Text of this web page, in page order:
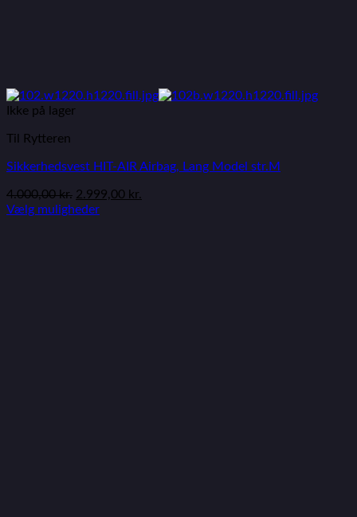
Ikke på lager
Til Rytteren
Sikkerhedsvest HIT-AIR Airbag, Lang Model str.M
4.000,00kr. 2.999,00 kr.
Vælg muligheder